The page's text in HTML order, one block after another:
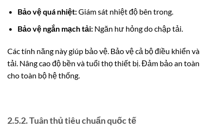
Bảo vệ quá nhiệt:Giám sát nhiệt độ bên trong.
Bảo vệ ngắn mạch tải:Ngăn hư hỏng do chập tải.
Các tính năng này giúp bảo vệ. Bảo vệ cả bộ điều khiển và
tải. Nâng cao độ bền và tuổi thọ thiết bị. Đảm bảo an toàn
cho toàn bộ hệ thống.
2.5.2. Tuân thủ tiêu chuẩn quốc tế